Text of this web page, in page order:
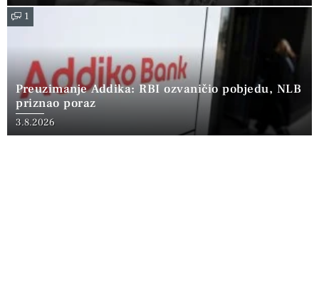
1
Preuzimanje Addika: RBI ozvaničio pobjedu, NLB
priznao poraz
3.8.2026